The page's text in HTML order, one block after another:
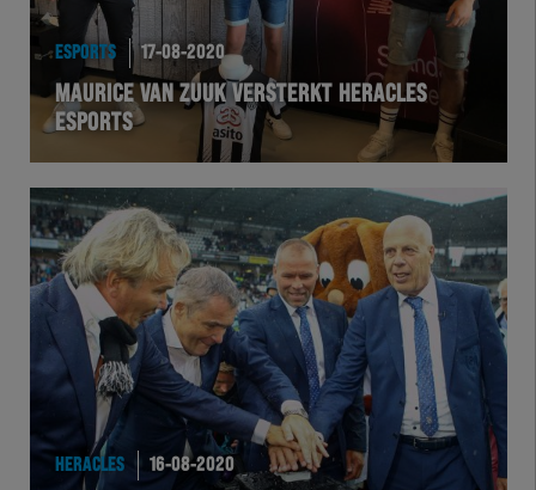
Heracles
BusinessClub
Foundation
Herakids
Team Zwart Wit
Futsal
eSports
Academie
ESPORTS 17-08-2020
MAURICE VAN ZUUK VERSTERKT HERACLES
ESPORTS
HERACLES 16-08-2020